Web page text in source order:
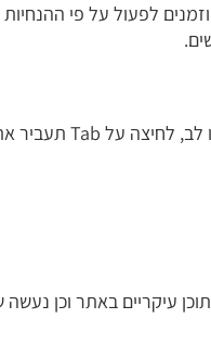
לפעול על פי ההנחיות